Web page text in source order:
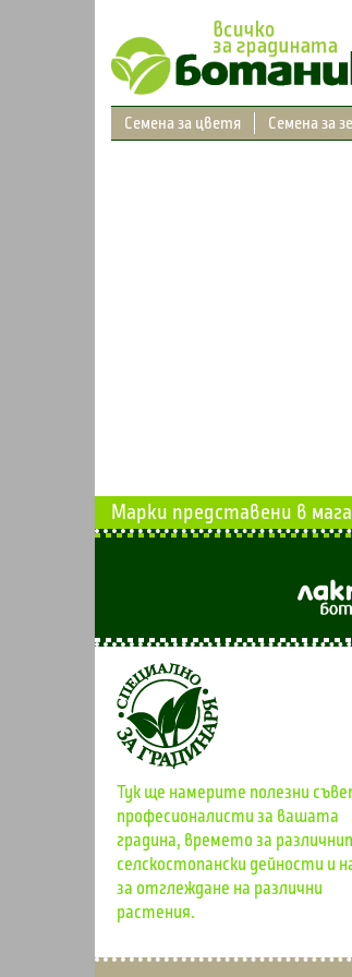
Семена за цветя Семена за
Марки представени в
Тук ще намерите полезни
професионалисти за вашата
градина, времето за
селскостопански дейности и
за отглеждане на различни
растения.